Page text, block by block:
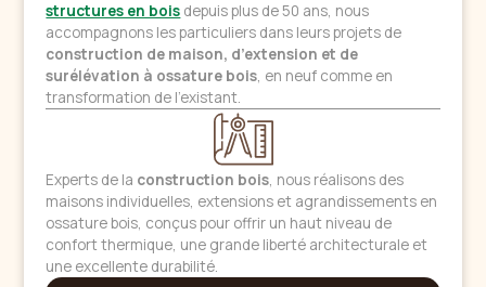
structures en bois depuis plus de 50 ans, nous
accompagnons les particuliers dans leurs projets de
construction de maison, d’extension et de
surélévation à ossature bois, en neuf comme en
transformation de l’existant.
Experts de la construction bois, nous réalisons des
maisons individuelles, extensions et agrandissements en
ossature bois, conçus pour offrir un haut niveau de
confort thermique, une grande liberté architecturale et
une excellente durabilité.